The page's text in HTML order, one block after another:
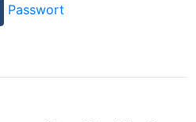
Passwort